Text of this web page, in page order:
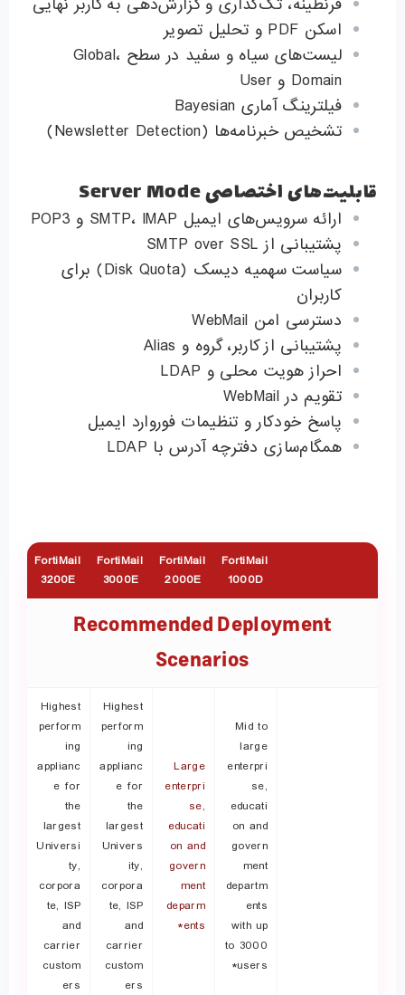
اسکن PDF و تحلیل تصویر
لیست‌های سیاه و سفید در سطح Global،
Domain و User
فیلترینگ آماری Bayesian
تشخیص خبرنامه‌ها (Newsletter Detection)
قابلیت‌های اختصاصی Server Mode
ارائه سرویس‌های ایمیل SMTP، IMAP و POP3
پشتیبانی از SMTP over SSL
سیاست سهمیه دیسک (Disk Quota) برای
کاربران
دسترسی امن WebMail
پشتیبانی از کاربر، گروه و Alias
احراز هویت محلی و LDAP
تقویم در WebMail
پاسخ خودکار و تنظیمات فوروارد ایمیل
همگام‌سازی دفترچه آدرس با LDAP
FortiMail
1000D
FortiMail
2000E
FortiMail
3000E
FortiMail
3200E
Recommended Deployment
Scenarios
Mid to
large
enterpri
se,
educati
on and
govern
ment
departm
ents
with up
to 3000
users*
Large
enterpri
se,
educati
on and
govern
ment
deparm
ents*
Highest
perform
ing
applianc
e for
the
largest
Univers
ity,
corpora
te, ISP
and
carrier
custom
ers
Highest
perform
ing
applianc
e for
the
largest
Universi
ty,
corpora
te, ISP
and
carrier
custom
ers